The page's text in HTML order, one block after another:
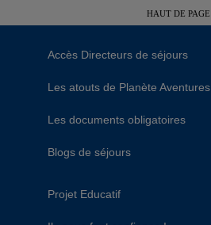
HAUT DE PAGE
Accès Directeurs de séjours
Les atouts de Planète Aventures
Les documents obligatoires
Blogs de séjours
Projet Educatif